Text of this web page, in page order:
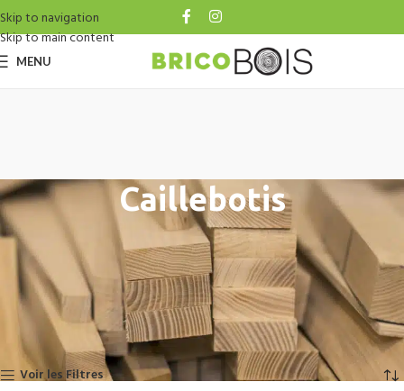
Skip to navigation
Skip to main content
MENU
Caillebotis
Accueil Catalogue Aménag. Extérieur Terrasse Bois Caillebotis
Voici le seul résultat
Voir les Filtres